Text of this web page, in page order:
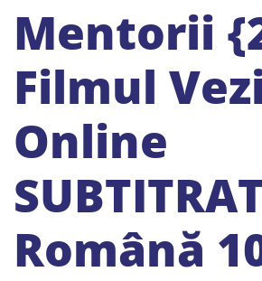
Mentorii
Filmul
Online
Română